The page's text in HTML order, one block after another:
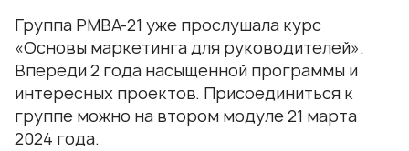
Группа РМВА-21 уже прослушала курс
«Основы маркетинга для руководителей».
Впереди 2 года насыщенной программы и
интересных проектов. Присоединиться к
группе можно на втором модуле 21 марта
2024 года.